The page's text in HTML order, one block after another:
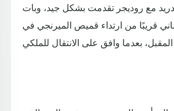
مع روديجر تقدمت بشكل جيد، وبات
قريبًا من ارتداء قميص الميرنجي في